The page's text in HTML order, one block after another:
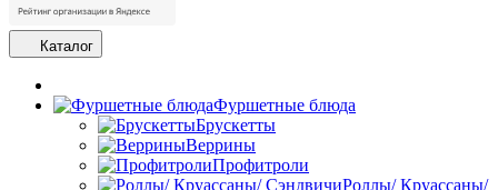
Каталог
Фуршетные блюда
Брускетты
Веррины
Профитроли
Роллы/ Круассаны/